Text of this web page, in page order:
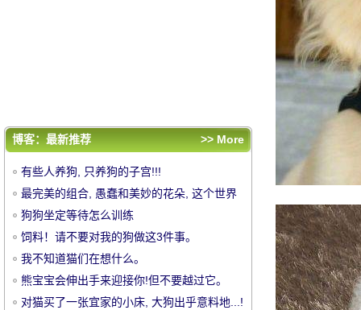
中
哈哈哈哈哈哈哈哈哈哈哈哈哈
评论排行
饲料！请不要对我的狗做这3件事。
我不知道猫们在想什么。
熊宝宝会伸出手来迎接你!但不要越过它。
对猫买了一张宜家的小床, 大狗出乎意料
博客：最新推荐 >> More
有些人养狗, 只养狗的子宫!!!
最完美的组合, 愚蠢和美妙的花朵, 这个世界
上只有木狗!
狗狗坐定等待怎么训练
饲料！请不要对我的狗做这3件事。
我不知道猫们在想什么。
熊宝宝会伸出手来迎接你!但不要越过它。
对猫买了一张宜家的小床, 大狗出乎意料地...!